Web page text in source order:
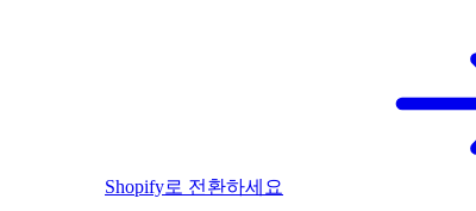
Shopify로 전환하세요